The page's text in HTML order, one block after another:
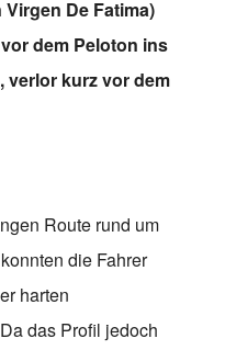
De Fatima)
dem Peloton ins
verlor kurz vor dem
Route rund um
die Fahrer
harten
das Profil jedoch